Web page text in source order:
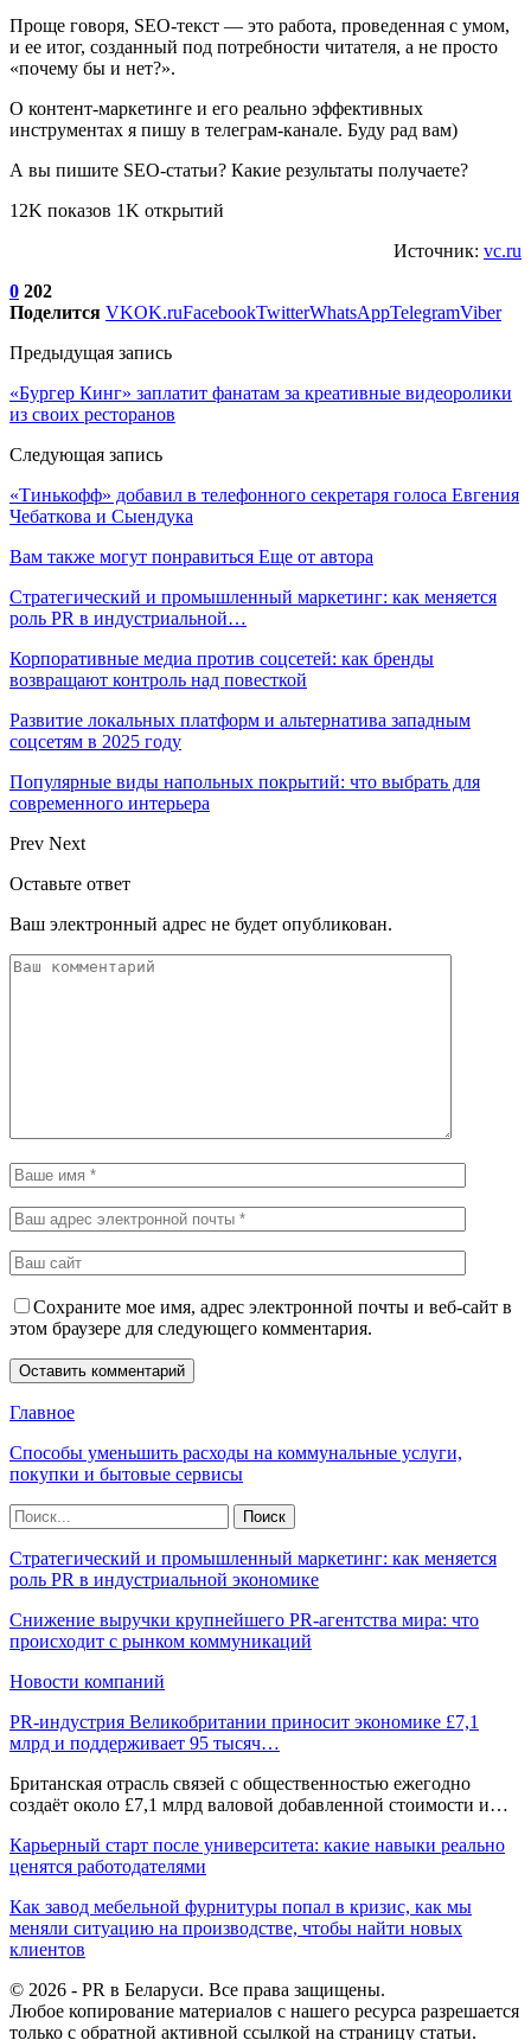
Проще говоря, SEO-текст ― это работа, проведенная с умом,
и ее итог, созданный под потребности читателя, а не просто
«почему бы и нет?».
О контент-маркетинге и его реально эффективных
инструментах я пишу в телеграм-канале. Буду рад вам)
А вы пишите SEO-статьи? Какие результаты получаете?
12K показов 1K открытий
Источник: vc.ru
0 202
Поделится VKOK.ruFacebookTwitterWhatsAppTelegramViber
Предыдущая запись
«Бургер Кинг» заплатит фанатам за креативные видеоролики
из своих ресторанов
Следующая запись
«Тинькофф» добавил в телефонного секретаря голоса Евгения
Чебаткова и Сыендука
Вам также могут понравиться Еще от автора
Стратегический и промышленный маркетинг: как меняется
роль PR в индустриальной…
Корпоративные медиа против соцсетей: как бренды
возвращают контроль над повесткой
Развитие локальных платформ и альтернатива западным
соцсетям в 2025 году
Популярные виды напольных покрытий: что выбрать для
современного интерьера
Prev Next
Оставьте ответ
Ваш электронный адрес не будет опубликован.
Сохраните мое имя, адрес электронной почты и веб-сайт в
этом браузере для следующего комментария.
Главное
Способы уменьшить расходы на коммунальные услуги,
покупки и бытовые сервисы
Стратегический и промышленный маркетинг: как меняется
роль PR в индустриальной экономике
Снижение выручки крупнейшего PR-агентства мира: что
происходит с рынком коммуникаций
Новости компаний
PR-индустрия Великобритании приносит экономике £7,1
млрд и поддерживает 95 тысяч…
Британская отрасль связей с общественностью ежегодно
создаёт около £7,1 млрд валовой добавленной стоимости и…
Карьерный старт после университета: какие навыки реально
ценятся работодателями
Как завод мебельной фурнитуры попал в кризис, как мы
меняли ситуацию на производстве, чтобы найти новых
клиентов
© 2026 - PR в Беларуси. Все права защищены.
Любое копирование материалов с нашего ресурса разрешается
только с обратной активной ссылкой на страницу статьи.